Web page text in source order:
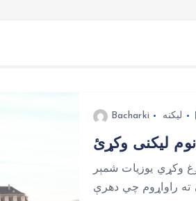
Bacharki لیکنه
لیکنی وکړئ
وکړي يوزيات شمېر